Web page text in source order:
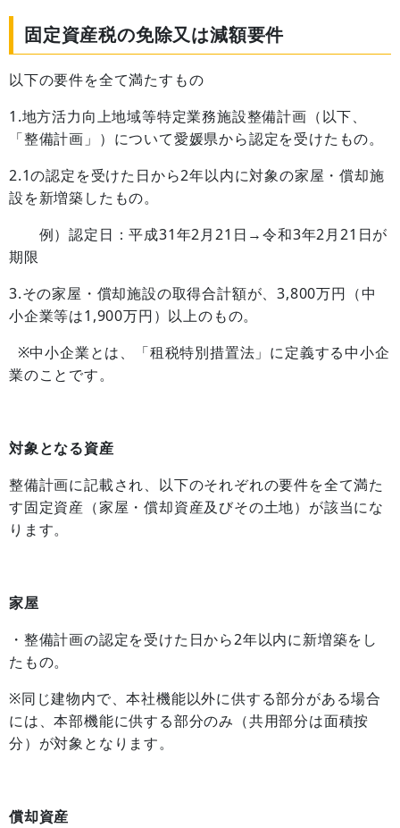
固定資産税の免除又は減額要件
以下の要件を全て満たすもの
1.地方活力向上地域等特定業務施設整備計画（以下、
「整備計画」）について愛媛県から認定を受けたもの。
2.1の認定を受けた日から2年以内に対象の家屋・償却施
設を新増築したもの。
例）認定日：平成31年2月21日→令和3年2月21日が
期限
3.その家屋・償却施設の取得合計額が、3,800万円（中
小企業等は1,900万円）以上のもの。
※中小企業とは、「租税特別措置法」に定義する中小企
業のことです。
対象となる資産
整備計画に記載され、以下のそれぞれの要件を全て満た
す固定資産（家屋・償却資産及びその土地）が該当にな
ります。
家屋
・整備計画の認定を受けた日から2年以内に新増築をし
たもの。
※同じ建物内で、本社機能以外に供する部分がある場合
には、本部機能に供する部分のみ（共用部分は面積按
分）が対象となります。
償却資産